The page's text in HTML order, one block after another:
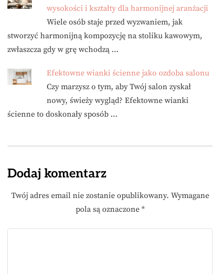
wysokości i kształty dla harmonijnej aranżacji
Wiele osób staje przed wyzwaniem, jak
stworzyć harmonijną kompozycję na stoliku kawowym,
zwłaszcza gdy w grę wchodzą …
Efektowne wianki ścienne jako ozdoba salonu
Czy marzysz o tym, aby Twój salon zyskał
nowy, świeży wygląd? Efektowne wianki
ścienne to doskonały sposób …
Dodaj komentarz
Twój adres email nie zostanie opublikowany. Wymagane
pola są oznaczone *